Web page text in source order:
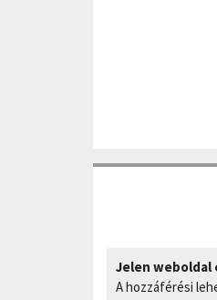
Jelen weboldal
A hozzáférési